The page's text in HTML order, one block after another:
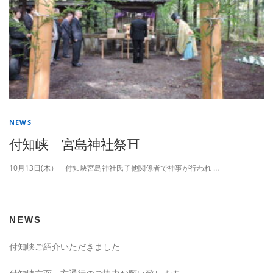
NEWS
付知峡 宮島神社祭⛩
10月13日(木） 付知峡宮島神社氏子他関係者で神事が行われ …
NEWS
付知峡ご紹介いただきました